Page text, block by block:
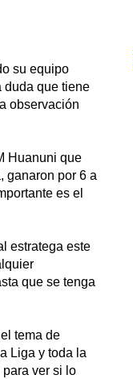
su equipo
duda que tiene
observación
Huanuni que
ganaron por 6 a
es el
estratega este
que se tenga
tema de
Liga y toda la
ver si lo